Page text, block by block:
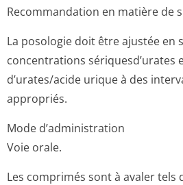
Recommandation en matière de
La posologie doit être ajustée en
concentrations sériquesd’urates
d’urates/acide urique à des
appropriés.
Mode d’administration
Voie orale.
Les comprimés sont à avaler tels